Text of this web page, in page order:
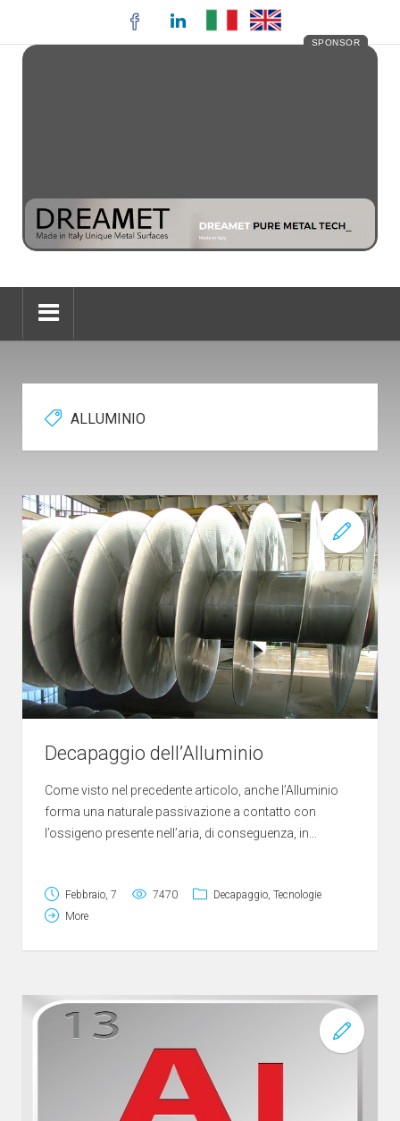
SPONSOR
ALLUMINIO
Decapaggio dell’Alluminio
Come visto nel precedente articolo, anche l’Alluminio
forma una naturale passivazione a contatto con
l’ossigeno presente nell’aria, di conseguenza, in...
Febbraio, 7 7470 Decapaggio Tecnologie
More